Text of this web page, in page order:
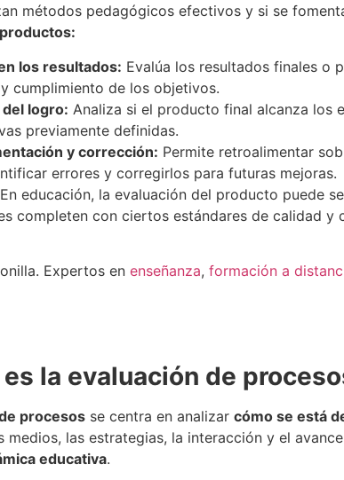
métodos pedagógicos efectivos y si se
los resultados: Evalúa los resultados finales o
cumplimiento de los objetivos.
logro: Analiza si el producto final alcanza los
previamente definidas.
y corrección: Permite retroalimentar
errores y corregirlos para futuras mejoras.
En educación, la evaluación del producto puede
completen con ciertos estándares de calidad y
Expertos en enseñanza, formación a
es la evaluación de
procesos se centra en analizar cómo se está
medios, las estrategias, la interacción y el
educativa.